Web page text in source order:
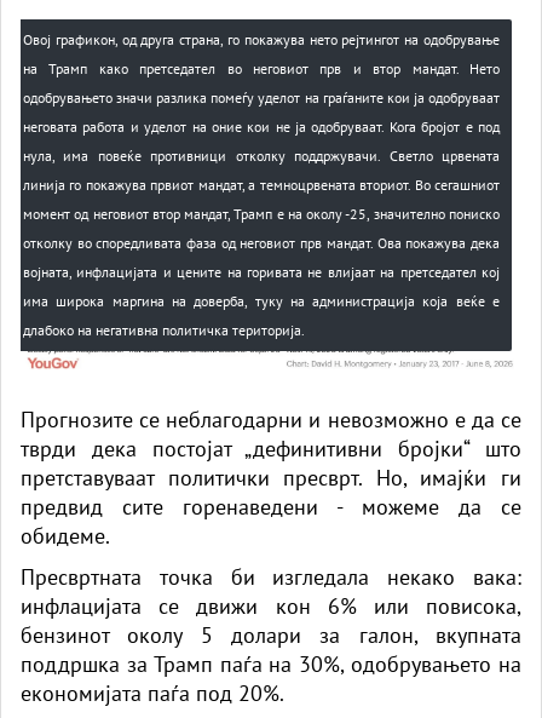
Овој графикон, од друга страна, го покажува нето рејтингот на одобрување
на Трамп како претседател во неговиот прв и втор мандат. Нето
одобрувањето значи разлика помеѓу уделот на граѓаните кои ја одобруваат
неговата работа и уделот на оние кои не ја одобруваат. Кога бројот е под
нула, има повеќе противници отколку поддржувачи. Светло црвената
линија го покажува првиот мандат, а темноцрвената вториот. Во сегашниот
момент од неговиот втор мандат, Трамп е на околу -25, значително пониско
отколку во споредливата фаза од неговиот прв мандат. Ова покажува дека
војната, инфлацијата и цените на горивата не влијаат на претседател кој
има широка маргина на доверба, туку на администрација која веќе е
длабоко на негативна политичка територија.
Прогнозите се неблагодарни и невозможно е да се
тврди дека постојат „дефинитивни бројки“ што
претставуваат политички пресврт. Но, имајќи ги
предвид сите горенаведени - можеме да се
обидеме.
Пресвртната точка би изгледала некако вака:
инфлацијата се движи кон 6% или повисока,
бензинот околу 5 долари за галон, вкупната
поддршка за Трамп паѓа на 30%, одобрувањето на
економијата паѓа под 20%.